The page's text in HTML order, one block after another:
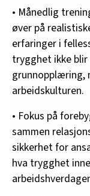
• Månedlig
øver på
erfaringer i
trygghet ikke
grunnopplæring,
arbeidskulturen.
• Fokus på
sammen
sikkerhet for
hva trygghet